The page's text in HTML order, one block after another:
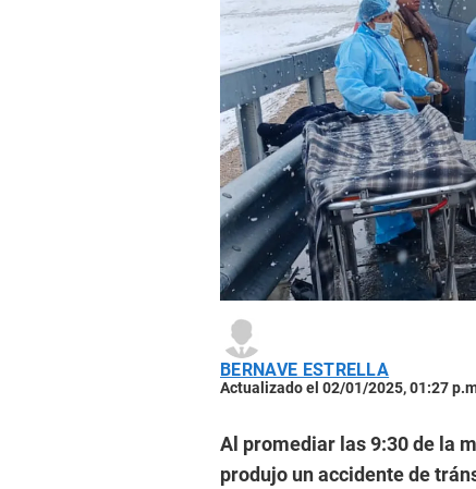
BERNAVE ESTRELLA
Actualizado el 02/01/2025, 01:27
Al promediar las 9:30 de la
produjo un accidente de